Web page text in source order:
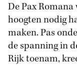
De Pax
hoogten nodig
maken. Pas
de spanning in
Rijk toenam,